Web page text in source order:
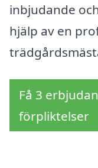
inbjudande
hjälp av en
Få 3
förpliktelser